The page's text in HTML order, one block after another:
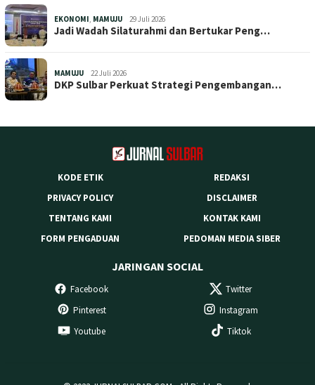
EKONOMI, MAMUJU 29 Juli 2026
Jadi Wadah Silaturahmi dan Bertukar Peng…
MAMUJU 22 Juli 2026
DKP Sulbar Perkuat Strategi Pengembangan…
KODE ETIK
REDAKSI
PRIVACY POLICY
DISCLAIMER
TENTANG KAMI
KONTAK KAMI
FORM PENGADUAN
PEDOMAN MEDIA SIBER
JARINGAN SOCIAL
Facebook
Twitter
Pinterest
Instagram
Youtube
Tiktok